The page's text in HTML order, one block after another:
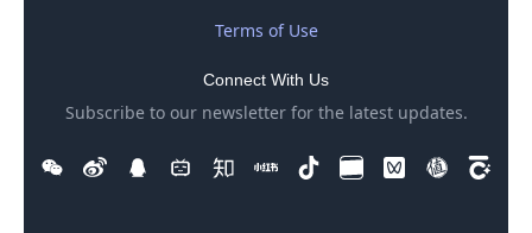
Terms of Use
Connect With Us
Subscribe to our newsletter for the latest updates.